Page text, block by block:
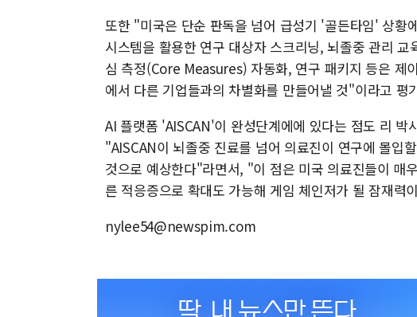
또한 "미국은 단순 판독을 넘어 급성기 '골든타임' 상황
시스템을 활용한 연구 대상자 스크리닝, 뇌졸중 관리
심 측정(Core Measures) 자동화, 연구 패키지 등은 제
에서 다른 기업들과의 차별화를 만들어낼 것"이라고 평
AI 플랫폼 'AISCAN'이 완성단계에에 있다는 점도 리
"AISCAN이 뇌졸중 진료를 넘어 의료진이 연구에 몰입
것으로 예상한다"라면서, "이 점은 미국 의료진들이 매
른 적응증으로 확대도 가능해 게임 체인저가 될 잠재력
nylee54@newspim.com